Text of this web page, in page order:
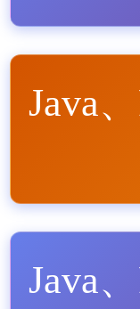
Java
Java